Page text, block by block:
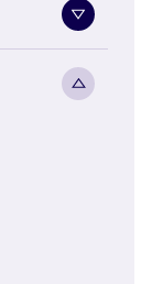
painike